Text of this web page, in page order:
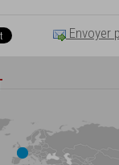
Envoyer